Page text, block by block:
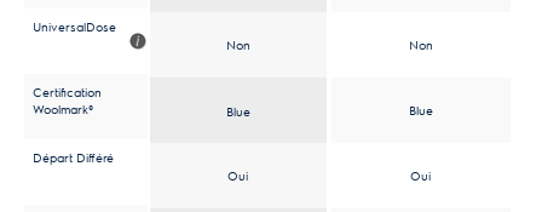
UniversalDose
Certification
Woolmark®
Départ Différé
Non
Blue
Oui
Non
Blue
Oui